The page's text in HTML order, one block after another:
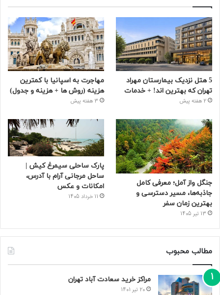
5 هتل نزدیک بیمارستان مهراد
تهران که بهترین‌ اند! + خدمات
2 هفته پیش
مهاجرت به اسپانیا با کمترین
هزینه (روش ها + هزینه و جدول)
3 هفته پیش
جنگل واز آمل؛ معرفی کامل
جاذبه‌ها، مسیر دسترسی و
بهترین زمان سفر
13 تیر 1405
پارک ساحلی سیمرغ کیش |
ساحل مرجانی آرام با آدرس،
امکانات و عکس
11 خرداد 1405
مطالب محبوب
مراکز خرید سعادت‌ آباد تهران
20 تیر 1401